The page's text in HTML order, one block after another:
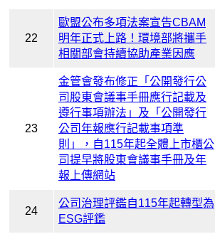
22
歐盟公布多項法案宣告CBAM
明年正式上路！環境部將攜手
相關部會持續協助產業因應
23
金管會發布修正「公開發行公
司股東會議事手冊應行記載及
遵行事項辦法」及「公開發行
公司年報應行記載事項準
則」，自115年起全體上市櫃公
司提早將股東會議事手冊及年
報上傳網站
24
公司治理評鑑自115年起轉型為
ESG評鑑